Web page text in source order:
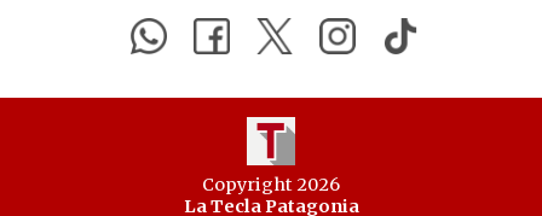
Copyright 2026
La Tecla Patagonia